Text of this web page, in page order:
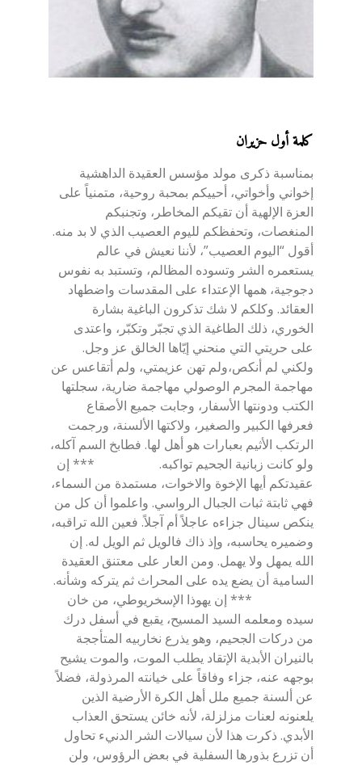
كلمة أول حزيران
بمناسبة ذكرى مولد مؤسس العقيدة الداهشية
إخواني وأخواتي، أحييكم بمحبة روحية، متمنياً على
العزة الإلهية أن تقيكم المخاطر، وتجنبكم
المنغصات، وتحفظكم لليوم العصيب الذي لا بد منه.
أقول “اليوم العصيب”، لأننا نعيش في عالم
يستعمره الشر وتسوده المظالم، وتستبد به نفوس
دجوجية، همها الإعتداء على المقدسات واضطهاد
العقائد. وكلكم لا شك تذكرون الباغية بشارة
الخوري، ذلك الطاغية الذي تجبّر وتكبّر، واعتدى
على حريتي التي منحني إيّاها الخالق عز وجل.
ولكني لم أنكص،ولم تهن عزيمتي، ولم أتقاعس عن
مهاجمة المجرم الوصولي مهاجمة ضارية، سجلتها
الكتب ودونتها الأسفار، وجابت جميع الأصقاع
فعرفها الكبير والصغير، ولاكتها الألسنة، ورجمت
الرتكب الأثيم بعبارات هو أهل لها. فطابخ السم آكله،
ولو كانت زبانية الجحيم تواكبه. *** إن
عقيدتكم أيها الإخوة والاخوات، مستمدة من السماء،
فهي ثابتة ثبات الجبال الرواسي. واعلموا أن كل من
ينكص سينال جزاءه عاجلاً أم آجلاً. فعين الله تراقبه،
وضميره يحاسبه، وإذ ذاك فالويل ثم الويل له. إن
الله يمهل ولا يهمل. ومن العار على معتنق العقيدة
السامية أن يضع يده على المحراث ثم يتركه وشأنه.
*** إن يهوذا الإسخريوطي، من خان
سيده ومعلمه السيد المسيح، يقبع في أسفل درك
من دركات الجحيم، وهو يذرع نخاربيه المتأججة
بالنيران الأبدية الإتقاد يطلب الموت، والموت يشيح
بوجهه عنه، جزاء وفاقاً على خيانته المرذولة، فضلاً
عن ألسنة جميع ملل أهل الكرة الأرضية الذين
يلعنونه لعنات مزلزلة، لأنه خائن يستحق العذاب
الأبدي. ذكرت هذا لأن سيالات الشر الدنيء تحاول
أن تزرع بذورها السفلية في بعض الرؤوس، ولن